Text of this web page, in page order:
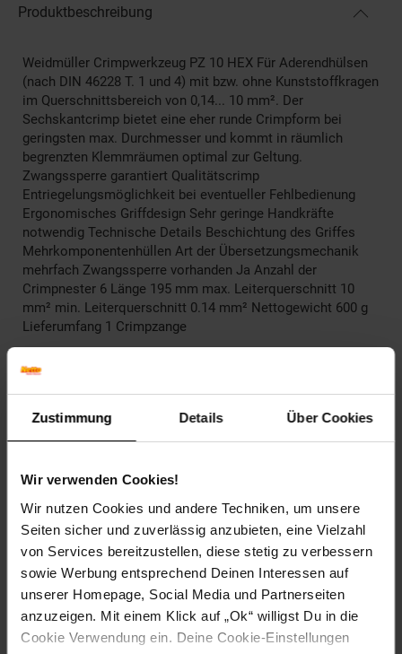
Zustimmung Details Über Cookies
Wir verwenden Cookies!
Wir nutzen Cookies und andere Techniken, um unsere
Seiten sicher und zuverlässig anzubieten, eine Vielzahl
von Services bereitzustellen, diese stetig zu verbessern
sowie Werbung entsprechend Deinen Interessen auf
unserer Homepage, Social Media und Partnerseiten
anzuzeigen. Mit einem Klick auf „Ok“ willigst Du in die
Cookie Verwendung ein. Deine Cookie-Einstellungen
Produktbeschreibung
Weidmüller Crimpwerkzeug PZ 10 HEX Für Aderendhülsen
(nach DIN 46228 T. 1 und 4) mit bzw. ohne Kunststoffkragen
im Querschnittsbereich von 0,14... 10 mm². Der
Sechskantcrimp bietet eine eher runde Crimpform bei
geringsten max. Durchmesser und kommt in räumlich
begrenzten Klemmräumen optimal zur Geltung.
Zwangssperre garantiert Qualitätscrimp
Entriegelungsmöglichkeit bei eventueller Fehlbedienung
Ergonomisches Griffdesign Sehr geringe Handkräfte
notwendig Technische Details Beschichtung des Griffes
Mehrkomponentenhüllen Art der Übersetzungsmechanik
mehrfach Zwangssperre vorhanden Ja Anzahl der
Crimpnester 6 Länge 195 mm max. Leiterquerschnitt 10
mm² min. Leiterquerschnitt 0.14 mm² Nettogewicht 600 g
Lieferumfang 1 Crimpzange
Artikelnummer: 2806718000
Versandinformationen
Herstellerinformationen